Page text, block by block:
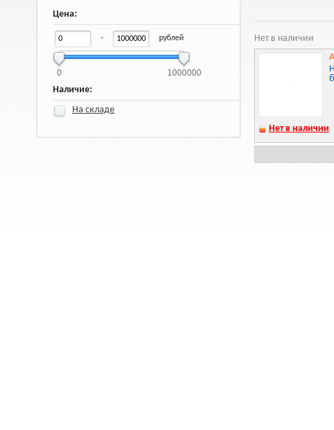
Цена:
- рублей
0 1000000
Наличие:
На складе
Нет в наличии
Нет в наличии